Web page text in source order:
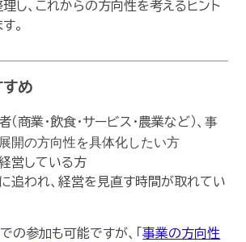
し、これからの方向性を考えるヒント
。
すめ
商業・飲食・サービス・農業など）、事
開の方向性を具体化したい方
営している方
追われ、経営を見直す時間が取れてい
の参加も可能ですが、「事業の方向性